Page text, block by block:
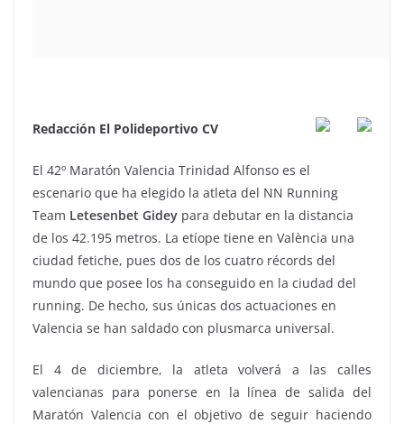
Redacción El Polideportivo CV
El 42º Maratón Valencia Trinidad Alfonso es el
escenario que ha elegido la atleta del NN Running
Team Letesenbet Gidey para debutar en la distancia
de los 42.195 metros. La etíope tiene en València una
ciudad fetiche, pues dos de los cuatro récords del
mundo que posee los ha conseguido en la ciudad del
running. De hecho, sus únicas dos actuaciones en
Valencia se han saldado con plusmarca universal.
El 4 de diciembre, la atleta volverá a las calles
valencianas para ponerse en la línea de salida del
Maratón Valencia con el objetivo de seguir haciendo